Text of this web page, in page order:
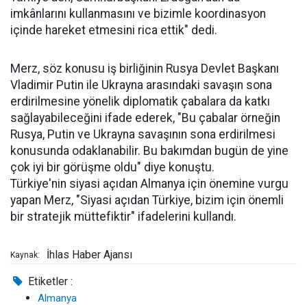
imkânlarını kullanmasını ve bizimle koordinasyon
içinde hareket etmesini rica ettik" dedi.
Merz, söz konusu iş birliğinin Rusya Devlet Başkanı
Vladimir Putin ile Ukrayna arasındaki savaşın sona
erdirilmesine yönelik diplomatik çabalara da katkı
sağlayabileceğini ifade ederek, "Bu çabalar örneğin
Rusya, Putin ve Ukrayna savaşının sona erdirilmesi
konusunda odaklanabilir. Bu bakımdan bugün de yine
çok iyi bir görüşme oldu" diye konuştu.
Türkiye'nin siyasi açıdan Almanya için önemine vurgu
yapan Merz, "Siyasi açıdan Türkiye, bizim için önemli
bir stratejik müttefiktir" ifadelerini kullandı.
Kaynak: İhlas Haber Ajansı
Etiketler :
Almanya